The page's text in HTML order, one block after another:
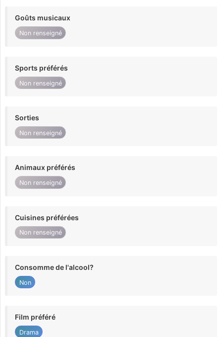
Goûts musicaux
Non renseigné
Sports préférés
Non renseigné
Sorties
Non renseigné
Animaux préférés
Non renseigné
Cuisines préférées
Non renseigné
Consomme de l'alcool?
Non
Film préféré
Drama